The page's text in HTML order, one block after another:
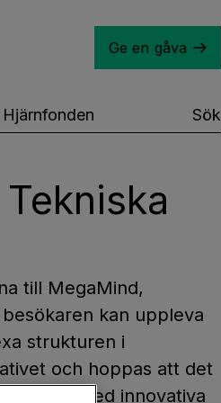
Ge en gåva
Hjärnfonden Sök
till MegaMind,
kan uppleva
strukturen i
och hoppas att det
Med innovativa